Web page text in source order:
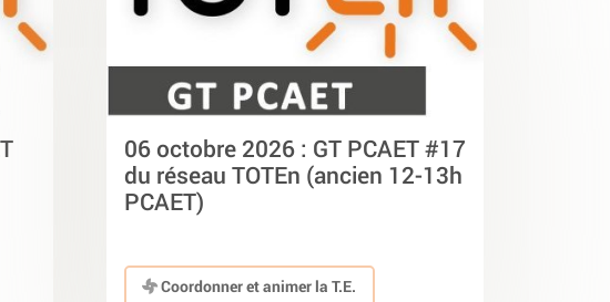
06 octobre 2026 : GT PCAET #17
du réseau TOTEn (ancien 12-13h
PCAET)
Coordonner et animer la T.E.